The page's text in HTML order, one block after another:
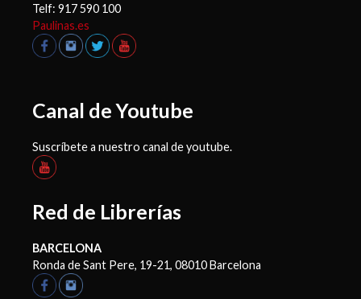
Telf: 917 590 100
Paulinas.es
Canal de Youtube
Suscríbete a nuestro canal de youtube.
Red de Librerías
BARCELONA
Ronda de Sant Pere, 19-21, 08010 Barcelona